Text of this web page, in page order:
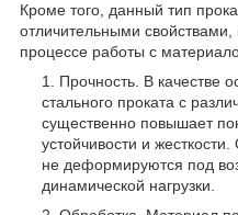
Кроме того, данный тип
отличительными
процессе работы с
Прочность. В качестве
стального проката с
существенно повышает
устойчивости и
не деформируются под
динамической нагрузки.